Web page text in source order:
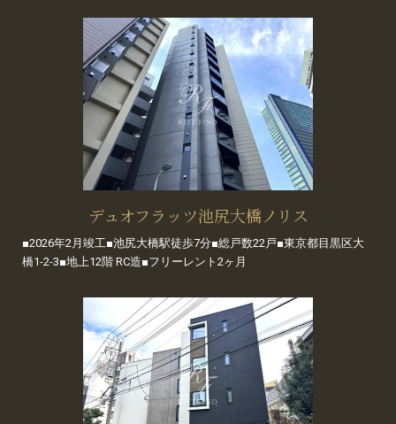
デュオフラッツ池尻大橋ノリス
■2026年2月竣工■池尻大橋駅徒歩7分■総戸数22戸■東京都目黒区大
橋1-2-3■地上12階 RC造■フリーレント2ヶ月